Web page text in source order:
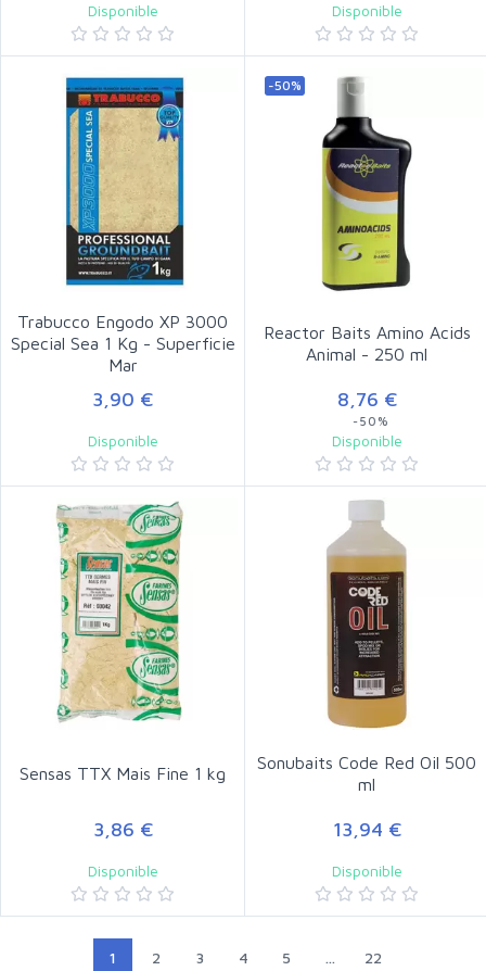
Disponible Disponible
Trabucco Engodo XP 3000
Special Sea 1 Kg - Superficie
Mar
3,90 €
Disponible
-50%
Reactor Baits Amino Acids
Animal - 250 ml
8,76 €
-50%
Disponible
Sensas TTX Mais Fine 1 kg
3,86 €
Disponible
Sonubaits Code Red Oil 500
ml
13,94 €
Disponible
1 2 3 4 5 ... 22